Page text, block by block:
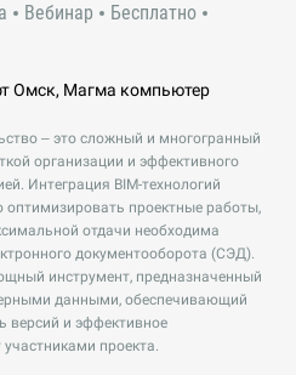
Вебинар
Бесплатно
Омск, Магма компьютер
– это сложный и многогранный
организации и эффективного
Интеграция BIM-технологий
оптимизировать проектные работы,
отдачи необходима
документооборота (СЭД).
инструмент, предназначенный
данными, обеспечивающий
версий и эффективное
проекта.